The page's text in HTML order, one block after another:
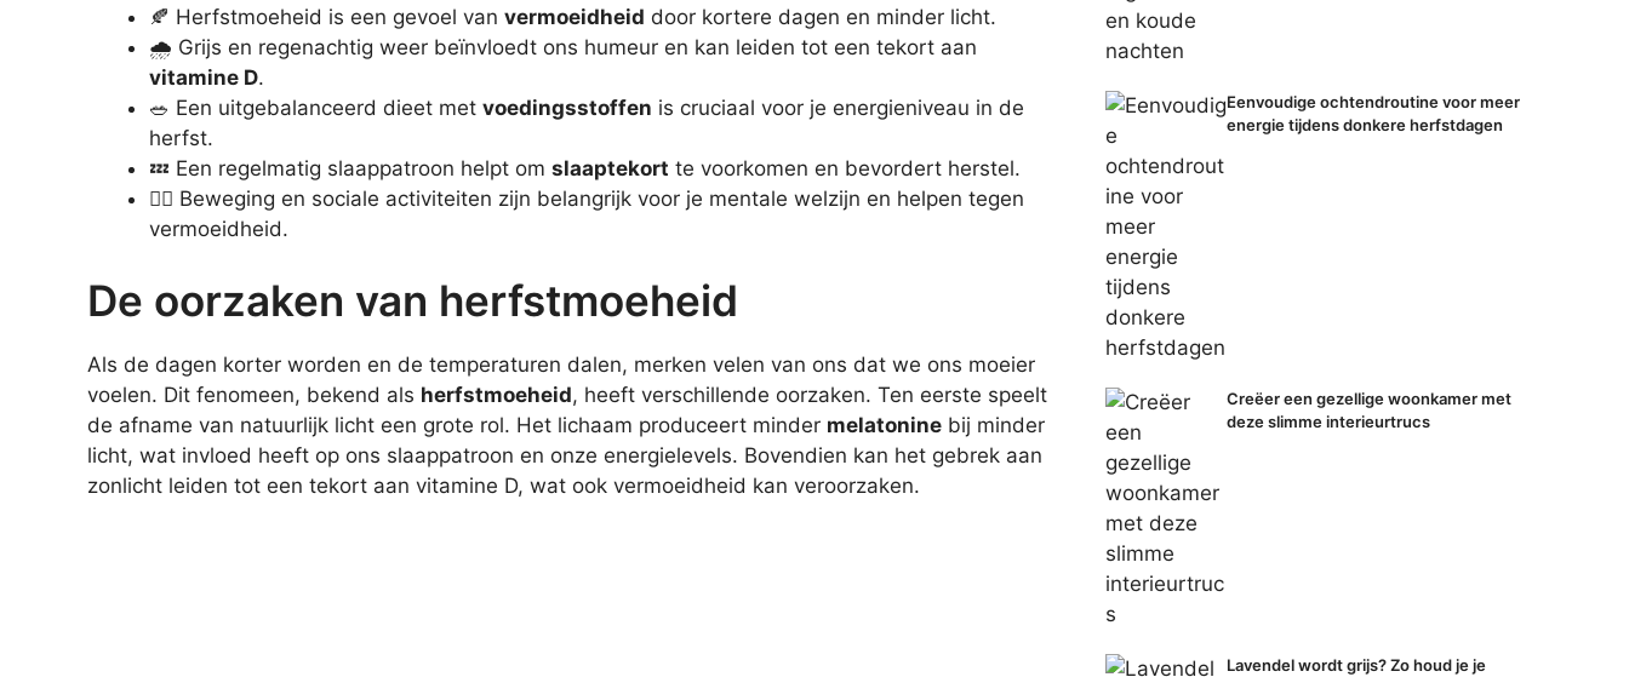
🍂 Herfstmoeheid is een gevoel van vermoeidheid door kortere dagen en minder licht.
🌧️ Grijs en regenachtig weer beïnvloedt ons humeur en kan leiden tot een tekort aan
vitamine D.
🥗 Een uitgebalanceerd dieet met voedingsstoffen is cruciaal voor je energieniveau in de
herfst.
💤 Een regelmatig slaappatroon helpt om slaaptekort te voorkomen en bevordert herstel.
🏃‍♂️ Beweging en sociale activiteiten zijn belangrijk voor je mentale welzijn en helpen tegen
vermoeidheid.
De oorzaken van herfstmoeheid
Als de dagen korter worden en de temperaturen dalen, merken velen van ons dat we ons moeier
voelen. Dit fenomeen, bekend als herfstmoeheid, heeft verschillende oorzaken. Ten eerste speelt
de afname van natuurlijk licht een grote rol. Het lichaam produceert minder melatonine bij minder
licht, wat invloed heeft op ons slaappatroon en onze energielevels. Bovendien kan het gebrek aan
zonlicht leiden tot een tekort aan vitamine D, wat ook vermoeidheid kan veroorzaken.
Eenvoudige ochtendroutine voor meer
energie tijdens donkere herfstdagen
Creëer een gezellige woonkamer met
deze slimme interieurtrucs
Lavendel wordt grijs? Zo houd je je